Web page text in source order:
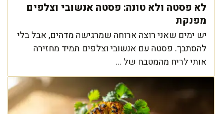
לא פסטה ולא טונה: פסטה אנשובי וצלפים
מפנקת
יש ימים שאני רוצה ארוחה שמרגישה מדהים, אבל בלי
להסתבך. פסטה עם אנשובי וצלפים תמיד מחזירה
אותי לריח מהמטבח של ...